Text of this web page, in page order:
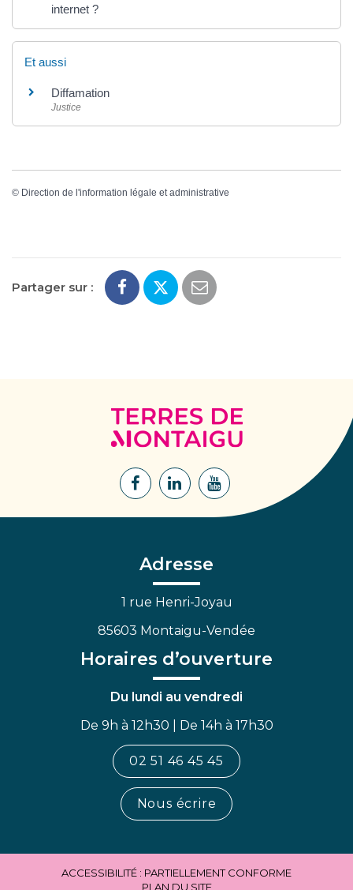
internet ?
Et aussi
Diffamation
Justice
© Direction de l'information légale et administrative
Partager sur :
Terres
de
Montaigu
Lien
Facebook
Lien
Lien
Adresse
1 rue Henri-Joyau
85603 Montaigu-Vendée
Horaires d’ouverture
Du lundi au vendredi
De 9h à 12h30 | De 14h à 17h30
02 51 46 45 45
Nous écrire
ACCESSIBILITÉ : PARTIELLEMENT CONFORME
PLAN DU SITE